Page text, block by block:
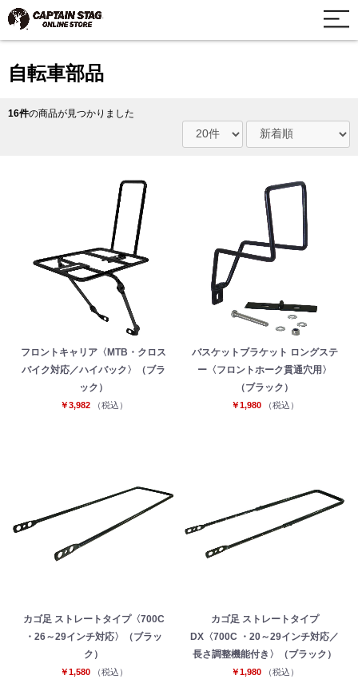
自転車部品
16件の商品が見つかりました
フロントキャリア〈MTB・クロス
バイク対応／ハイバック〉（ブラ
ック）
￥3,982 （税込）
バスケットブラケット ロングステ
ー〈フロントホーク貫通穴用〉
（ブラック）
￥1,980 （税込）
カゴ足 ストレートタイプ〈700C
・26～29インチ対応〉（ブラッ
ク）
￥1,580 （税込）
カゴ足 ストレートタイプ
DX〈700C ・20～29インチ対応／
長さ調整機能付き〉（ブラック）
￥1,980 （税込）